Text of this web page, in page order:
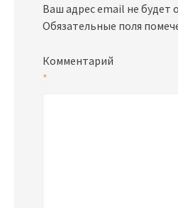
Ваш адрес email не будет
Обязательные поля
Комментарий
*